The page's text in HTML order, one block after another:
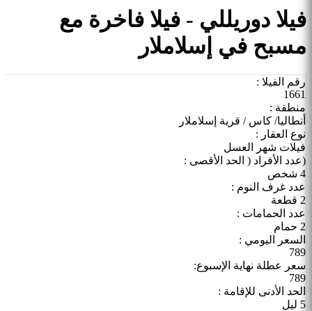
فيلا دوريللي - فيلا فاخرة مع
مسبح في إسلاملار
رقم الفيلا :
1661
منطقة :
أنطاليا/ كاس / قرية إسلاملار
نوع العقار :
فيلات شهر العسل
(عدد الأفراد ( الحد الأقصى :
4 شخص
عدد غرف النوم :
2 قطعة
عدد الحمامات :
2 حمام
السعر اليومي :
789
سعر عطلة نهاية الإسبوع:
789
الحد الأدنى للإقامة :
5 ليل